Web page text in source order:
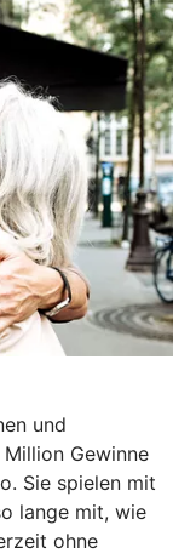
und
Gewinne
Sie spielen mit
lange mit, wie
ohne